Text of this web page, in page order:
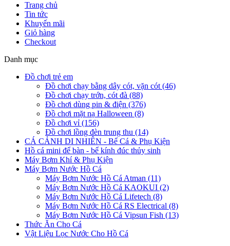
Trang chủ
Tin tức
Khuyến mãi
Giỏ hàng
Checkout
Danh mục
Đồ chơi trẻ em
Đồ chơi chạy bằng dây cót, vặn cót (46)
Đồ chơi chạy trớn, cót đà (88)
Đồ chơi dùng pin & điện (376)
Đồ chơi mặt nạ Halloween (8)
Đồ chơi vỉ (156)
Đồ chơi lồng đèn trung thu (14)
CÁ CẢNH DI NHIÊN - Bể Cá & Phụ Kiện
Hồ cá mini để bàn - bể kính đúc thủy sinh
Máy Bơm Khí & Phụ Kiện
Máy Bơm Nước Hồ Cá
Máy Bơm Nước Hồ Cá Atman (11)
Máy Bơm Nước Hồ Cá KAOKUI (2)
Máy Bơm Nước Hồ Cá Lifetech (8)
Máy Bơm Nước Hồ Cá RS Electrical (8)
Máy Bơm Nước Hồ Cá Vipsun Fish (13)
Thức Ăn Cho Cá
Vật Liệu Lọc Nước Cho Hồ Cá